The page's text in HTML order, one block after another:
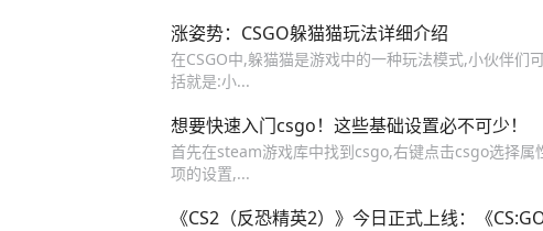
涨姿势：CSGO躲猫猫玩法详细介绍
在CSGO中,躲猫猫是游戏中的一种玩法模式,小伙伴们
括就是:小...
想要快速入门csgo！这些基础设置必不可少！
首先在steam游戏库中找到csgo,右键点击csgo选择
项的设置,...
《CS2（反恐精英2）》今日正式上线：《